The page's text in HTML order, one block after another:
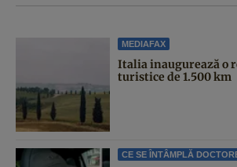
MEDIAFAX
Italia inaugurează o
turistice de 1.500 km
CE SE ÎNTÂMPLĂ